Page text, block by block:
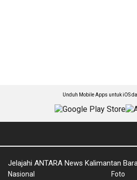
Unduh Mobile Apps untuk iOS
Jelajahi ANTARA News Kalimantan
Nasional Foto